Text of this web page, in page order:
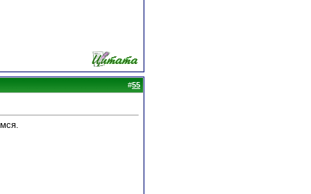
#55